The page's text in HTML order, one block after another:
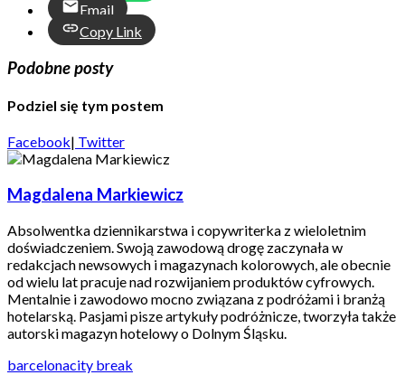
Email
Copy Link
Podobne posty
Podziel się tym postem
Facebook| Twitter
Magdalena Markiewicz
Absolwentka dziennikarstwa i copywriterka z wieloletnim
doświadczeniem. Swoją zawodową drogę zaczynała w
redakcjach newsowych i magazynach kolorowych, ale obecnie
od wielu lat pracuje nad rozwijaniem produktów cyfrowych.
Mentalnie i zawodowo mocno związana z podróżami i branżą
hotelarską. Pasjami pisze artykuły podróżnicze, tworzyła także
autorski magazyn hotelowy o Dolnym Śląsku.
barcelonacity break